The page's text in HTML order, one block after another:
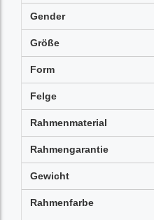
Gender
Größe
Form
Felge
Rahmenmaterial
Rahmengarantie
Gewicht
Rahmenfarbe